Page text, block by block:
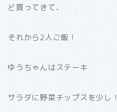
ど買ってきて、
それから2人ご飯！
ゆうちゃんはステーキ
サラダに野菜チップスを少し！